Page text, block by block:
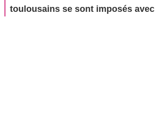
toulousains se sont imposés